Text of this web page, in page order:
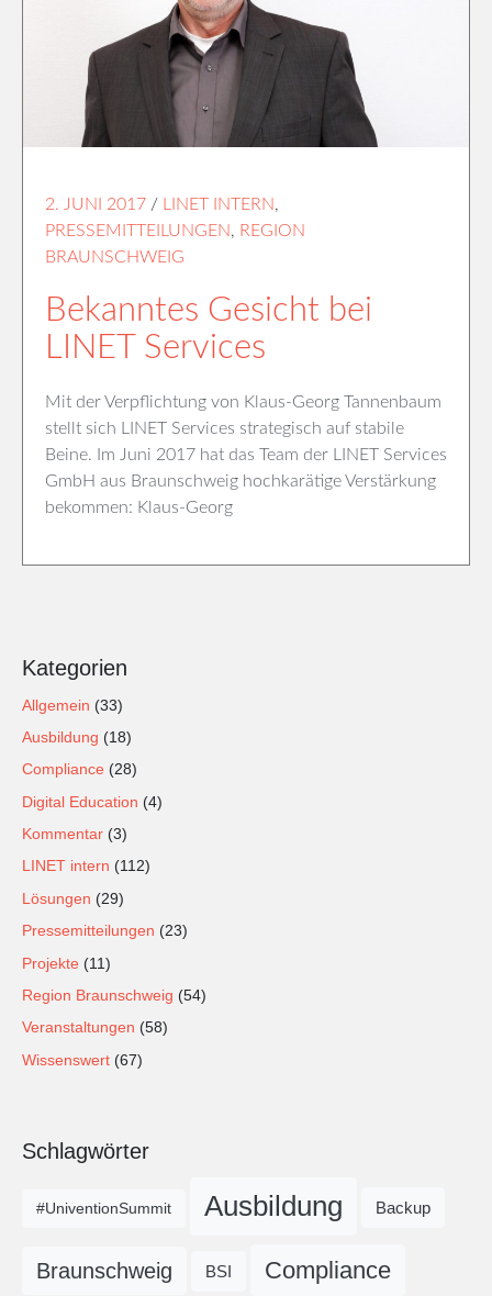
2. JUNI 2017 / LINET INTERN,
PRESSEMITTEILUNGEN, REGION
BRAUNSCHWEIG
Bekanntes Gesicht bei
LINET Services
Mit der Verpflichtung von Klaus-Georg Tannenbaum
stellt sich LINET Services strategisch auf stabile
Beine. Im Juni 2017 hat das Team der LINET Services
GmbH aus Braunschweig hochkarätige Verstärkung
bekommen: Klaus-Georg
Kategorien
Allgemein (33)
Ausbildung (18)
Compliance (28)
Digital Education (4)
Kommentar (3)
LINET intern (112)
Lösungen (29)
Pressemitteilungen (23)
Projekte (11)
Region Braunschweig (54)
Veranstaltungen (58)
Wissenswert (67)
Schlagwörter
#UniventionSummit Ausbildung Backup
Braunschweig BSI Compliance